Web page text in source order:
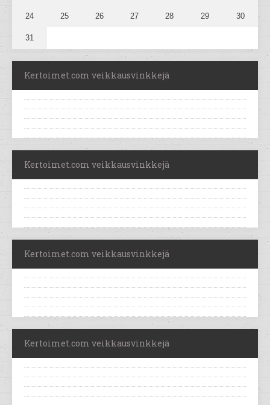
24 25 26 27 28 29 30
31
Kertoimet.com veikkausvinkkejä
Kertoimet.com veikkausvinkkejä
Kertoimet.com veikkausvinkkejä
Kertoimet.com veikkausvinkkejä